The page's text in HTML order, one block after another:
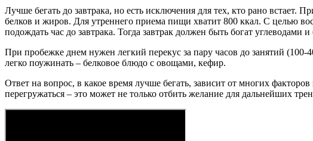
Лучше бегать до завтрака, но есть исключения для тех, кто рано
белков и жиров. Для утреннего приема пищи хватит 800 ккал. С целью
подождать час до завтрака. Тогда завтрак должен быть богат углеводами
При пробежке днем нужен легкий перекус за пару часов до занятий (100-
легко поужинать – белковое блюдо с овощами, кефир.
Ответ на вопрос, в какое время лучше бегать, зависит от многих
перегружаться – это может не только отбить желание для дальнейших